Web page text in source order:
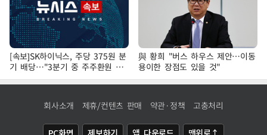
[속보]SK하이닉스, 주당 375원 분
기 배당…"3분기 중 주주환원 방
안 확정"
與 황희 "버스 하우스 제안…이동
용이한 장점도 있을 것"
회사소개 제휴/컨텐츠 판매 약관·정책 고충처리